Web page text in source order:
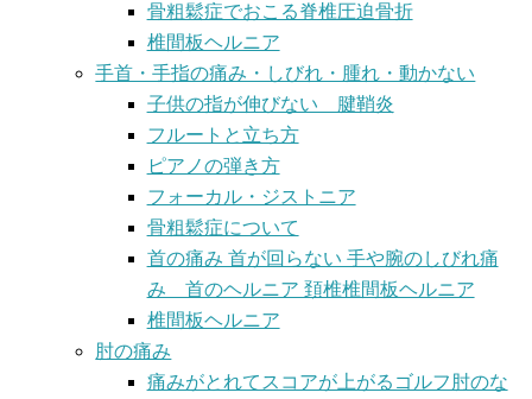
骨粗鬆症でおこる脊椎圧迫骨折
椎間板ヘルニア
手首・手指の痛み・しびれ・腫れ・動かない
子供の指が伸びない 腱鞘炎
フルートと立ち方
ピアノの弾き方
フォーカル・ジストニア
骨粗鬆症について
首の痛み 首が回らない 手や腕のしびれ痛
み 首のヘルニア 頚椎椎間板ヘルニア
椎間板ヘルニア
肘の痛み
痛みがとれてスコアが上がるゴルフ肘のな